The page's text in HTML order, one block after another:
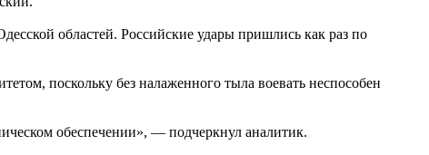
областей. Российские удары пришлись как раз по
поскольку без налаженного тыла воевать неспособен
обеспечении», — подчеркнул аналитик.